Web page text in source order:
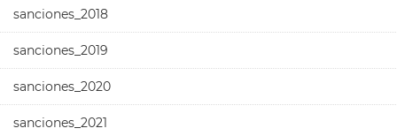
sanciones_2018
sanciones_2019
sanciones_2020
sanciones_2021